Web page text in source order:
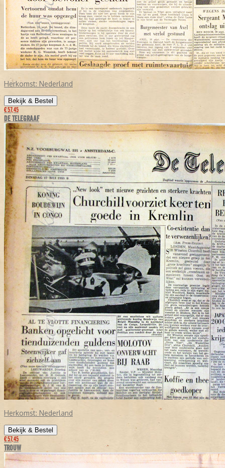
Herkomst: Nederland
Bekijk & Bestel
€ 57,45
DE TELEGRAAF
Herkomst: Nederland
Bekijk & Bestel
€ 57,45
TROUW